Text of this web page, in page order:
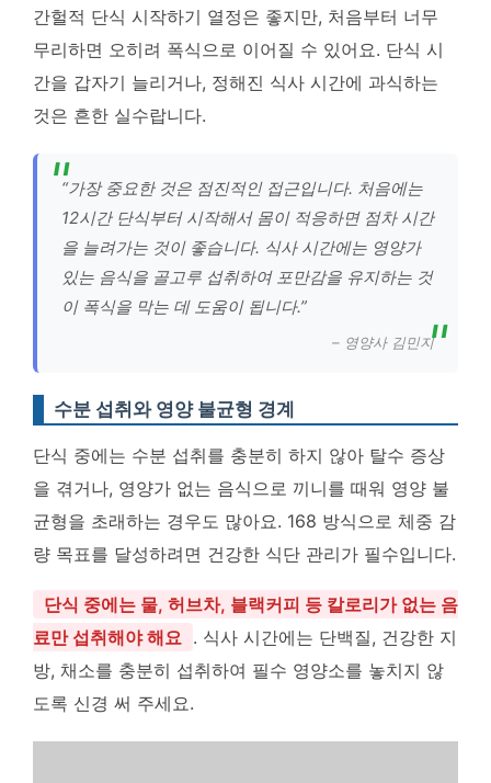
간헐적 단식 시작하기 열정은 좋지만, 처음부터 너무
무리하면 오히려 폭식으로 이어질 수 있어요. 단식 시
간을 갑자기 늘리거나, 정해진 식사 시간에 과식하는
것은 흔한 실수랍니다.
“가장 중요한 것은 점진적인 접근입니다. 처음에는
12시간 단식부터 시작해서 몸이 적응하면 점차 시간
을 늘려가는 것이 좋습니다. 식사 시간에는 영양가
있는 음식을 골고루 섭취하여 포만감을 유지하는 것
이 폭식을 막는 데 도움이 됩니다.”
– 영양사 김민지
수분 섭취와 영양 불균형 경계
단식 중에는 수분 섭취를 충분히 하지 않아 탈수 증상
을 겪거나, 영양가 없는 음식으로 끼니를 때워 영양 불
균형을 초래하는 경우도 많아요. 168 방식으로 체중 감
량 목표를 달성하려면 건강한 식단 관리가 필수입니다.
단식 중에는 물, 허브차, 블랙커피 등 칼로리가 없는 음
료만 섭취해야 해요 . 식사 시간에는 단백질, 건강한 지
방, 채소를 충분히 섭취하여 필수 영양소를 놓치지 않
도록 신경 써 주세요.